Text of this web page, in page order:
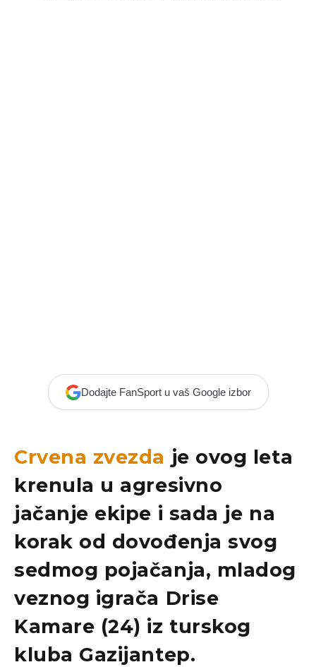
Dodajte FanSport u vaš Google izbor
Crvena zvezda je ovog leta
krenula u agresivno
jačanje ekipe i sada je na
korak od dovođenja svog
sedmog pojačanja, mladog
veznog igrača Drise
Kamare (24) iz turskog
kluba Gazijantep.